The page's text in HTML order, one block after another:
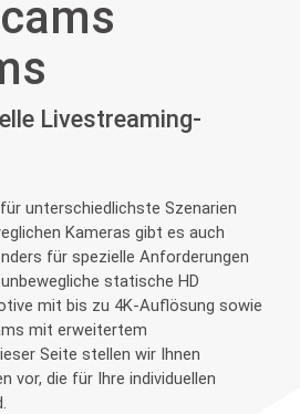
Livestreaming-
unterschiedlichste Szenarien
Kameras gibt es auch
für spezielle Anforderungen
statische HD
mit bis zu 4K-Auflösung sowie
mit erweitertem
Seite stellen wir Ihnen
vor, die für Ihre individuellen